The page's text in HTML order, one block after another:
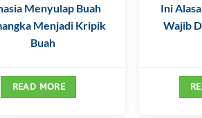
Menyulap Buah
Menjadi Kripik
Buah
READ MORE
Ini
Wajib